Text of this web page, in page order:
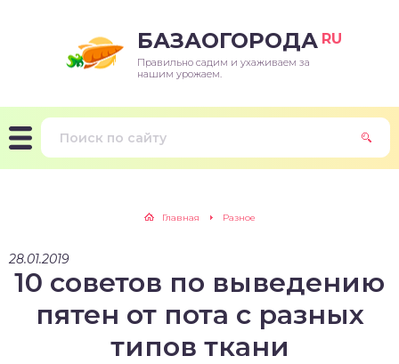
БАЗАОГОРОДА RU
Правильно садим и ухаживаем за
нашим урожаем.
Главная Разное
28.01.2019
10 советов по выведению
пятен от пота с разных
типов ткани